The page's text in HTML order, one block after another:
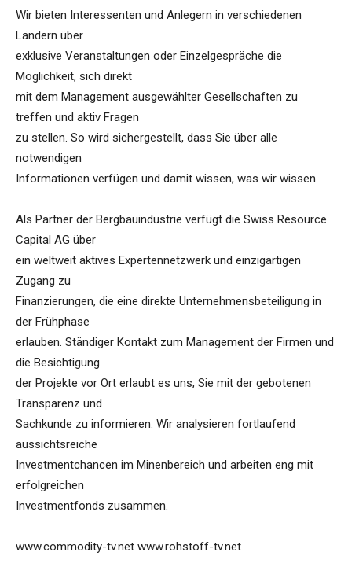
Wir bieten Interessenten und Anlegern in verschiedenen
Ländern über
exklusive Veranstaltungen oder Einzelgespräche die
Möglichkeit, sich direkt
mit dem Management ausgewählter Gesellschaften zu
treffen und aktiv Fragen
zu stellen. So wird sichergestellt, dass Sie über alle
notwendigen
Informationen verfügen und damit wissen, was wir wissen.
Als Partner der Bergbauindustrie verfügt die Swiss Resource
Capital AG über
ein weltweit aktives Expertennetzwerk und einzigartigen
Zugang zu
Finanzierungen, die eine direkte Unternehmensbeteiligung in
der Frühphase
erlauben. Ständiger Kontakt zum Management der Firmen und
die Besichtigung
der Projekte vor Ort erlaubt es uns, Sie mit der gebotenen
Transparenz und
Sachkunde zu informieren. Wir analysieren fortlaufend
aussichtsreiche
Investmentchancen im Minenbereich und arbeiten eng mit
erfolgreichen
Investmentfonds zusammen.
www.commodity-tv.net www.rohstoff-tv.net